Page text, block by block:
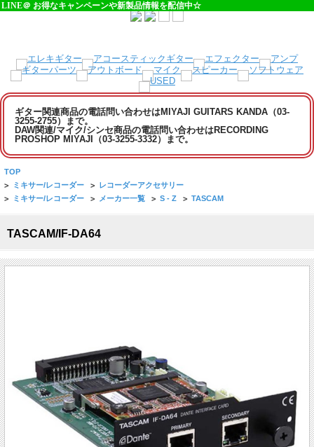
LINE＠ お得なキャンペーンや新製品情報を配信中☆
ギター関連商品の電話問い合わせはMIYAJI GUITARS KANDA（03-
3255-2755）まで。
DAW関連/マイク/シンセ商品の電話問い合わせはRECORDING
PROSHOP MIYAJI（03-3255-3332）まで。
TOP
> ミキサー/レコーダー > レコーダーアクセサリー
> ミキサー/レコーダー > メーカー一覧 > S - Z > TASCAM
TASCAM/IF-DA64